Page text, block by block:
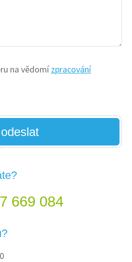
na vědomí zpracování
odeslat
669 084